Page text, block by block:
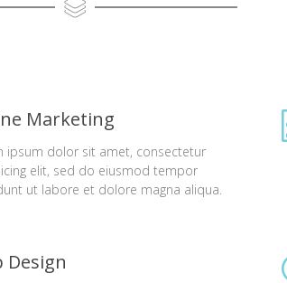
Marketing
ipsum dolor sit amet, consectetur
elit, sed do eiusmod tempor
ut labore et dolore magna aliqua.
Design